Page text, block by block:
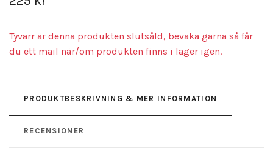
Tyvärr är denna produkten slutsåld, bevaka gärna så får
du ett mail när/om produkten finns i lager igen.
PRODUKTBESKRIVNING & MER INFORMATION
RECENSIONER